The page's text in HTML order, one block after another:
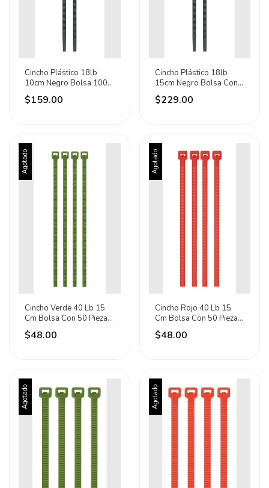
Cincho Plástico 18lb
10cm Negro Bolsa 1000
Pz Volteck 47465
$159.00
Cincho Plástico 18lb
15cm Negro Bolsa Con
1000 Pz 47466
$229.00
Agotado
Cincho Verde 40 Lb 15
Cm Bolsa Con 50 Piezas
Volteck 41016
$48.00
Agotado
Cincho Rojo 40 Lb 15
Cm Bolsa Con 50 Piezas
Volteck 41017 Rojo
$48.00
Agotado Agotado